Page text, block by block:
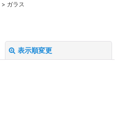
> ガラス
表示順変更